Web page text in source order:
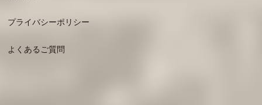
プライバシーポリシー
よくあるご質問